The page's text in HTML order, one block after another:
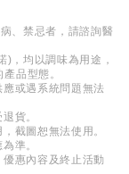
、禁忌者，請諮詢醫
)，均以調味為用途，
品型態。
或遇系統問題無法
貨。
截圖恕無法使用。
準。
惠內容及終止活動